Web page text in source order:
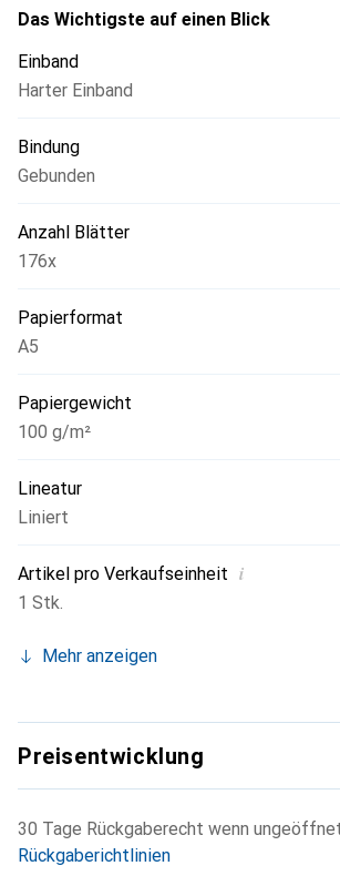
180 Grad.
Das Wichtigste auf einen Blick
Einband
Harter Einband
Bindung
Gebunden
Anzahl Blätter
176x
Papierformat
A5
Papiergewicht
100 g/m²
Lineatur
Liniert
Artikel pro Verkaufseinheit i
1 Stk.
Mehr anzeigen
Preisentwicklung
30 Tage Rückgaberecht wenn
Rückgaberichtlinien